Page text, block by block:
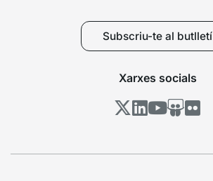
Subscriu-te al butlletí
Xarxes socials